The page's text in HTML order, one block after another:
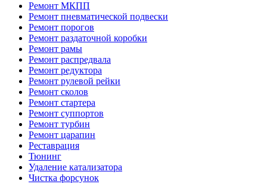
Ремонт МКПП
Ремонт пневматической подвески
Ремонт порогов
Ремонт раздаточной коробки
Ремонт рамы
Ремонт распредвала
Ремонт редуктора
Ремонт рулевой рейки
Ремонт сколов
Ремонт стартера
Ремонт суппортов
Ремонт турбин
Ремонт царапин
Реставрация
Тюнинг
Удаление катализатора
Чистка форсунок